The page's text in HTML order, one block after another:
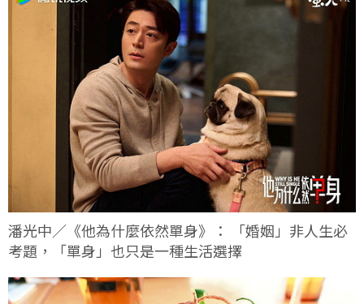
潘光中／《他為什麼依然單身》： 「婚姻」非人生必
考題，「單身」也只是一種生活選擇